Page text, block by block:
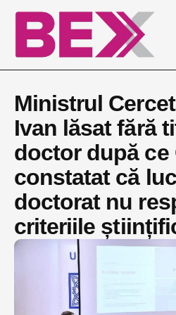
Ministrul
Ivan lăsat fără
doctor după ce
constatat că
doctorat nu
criteriile